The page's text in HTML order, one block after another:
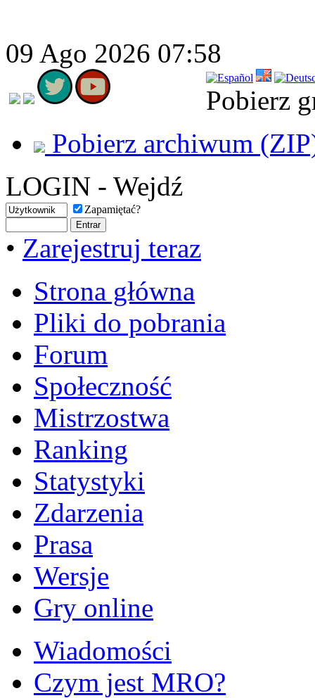
09 Ago 2026 07:58
Pobierz
Pobierz archiwum
LOGIN - Wejdź
Zapamiętać?
• Zarejestruj teraz
Strona główna
Pliki do pobrania
Forum
Społeczność
Mistrzostwa
Ranking
Statystyki
Zdarzenia
Prasa
Wersje
Gry online
Wiadomości
Czym jest MRO?